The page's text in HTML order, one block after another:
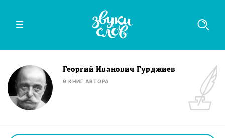
Георгий Иванович Гурджиев
9 КНИГ АВТОРА